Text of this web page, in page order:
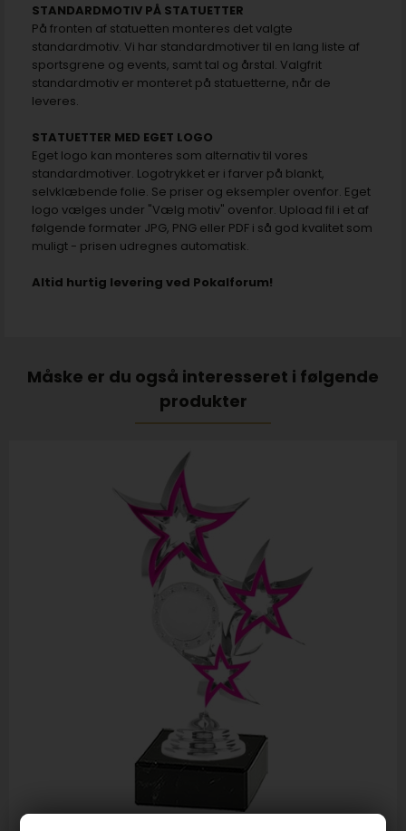
STANDARDMOTIV PÅ STATUETTER
På fronten af statuetten monteres det valgte
standardmotiv. Vi har standardmotiver til en lang liste af
sportsgrene og events, samt tal og årstal. Valgfrit
standardmotiv er monteret på statuetterne, når de
leveres.
STATUETTER MED EGET LOGO
Eget logo kan monteres som alternativ til vores
standardmotiver. Logotrykket er i farver på blankt,
selvklæbende folie. Se priser og eksempler ovenfor. Eget
logo vælges under "Vælg motiv" ovenfor. Upload fil i et af
følgende formater JPG, PNG eller PDF i så god kvalitet som
muligt - prisen udregnes automatisk.
Altid hurtig levering ved Pokalforum!
Måske er du også interesseret i følgende
produkter